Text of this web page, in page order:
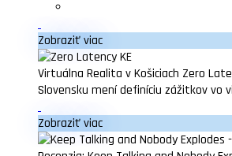
Zobraziť viac
Virtuálna Realita v Košiciach Zero
Slovensku mení definíciu zážitkov vo
Zobraziť viac